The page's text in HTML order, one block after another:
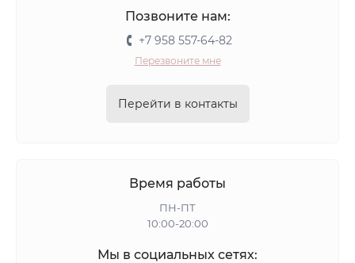
Позвоните нам:
+7 958 557-64-82
Перезвоните мне
Перейти в контакты
Время работы
ПН-ПТ
10:00-20:00
Мы в социальных сетях: